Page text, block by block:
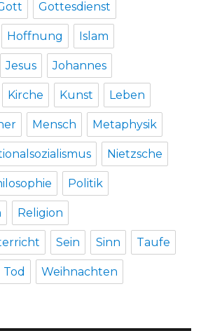
Gottesdienst
Hoffnung Islam
Jesus Johannes
Kirche Kunst Leben
Mensch Metaphysik
Nietzsche
Politik
Religion
Sein Sinn Taufe
Tod Weihnachten